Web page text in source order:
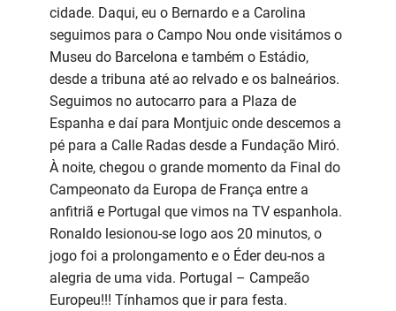
cidade. Daqui, eu o Bernardo e a Carolina
seguimos para o Campo Nou onde visitámos o
Museu do Barcelona e também o Estádio,
desde a tribuna até ao relvado e os balneários.
Seguimos no autocarro para a Plaza de
Espanha e daí para Montjuic onde descemos a
pé para a Calle Radas desde a Fundação Miró.
À noite, chegou o grande momento da Final do
Campeonato da Europa de França entre a
anfitriã e Portugal que vimos na TV espanhola.
Ronaldo lesionou-se logo aos 20 minutos, o
jogo foi a prolongamento e o Éder deu-nos a
alegria de uma vida. Portugal – Campeão
Europeu!!! Tínhamos que ir para festa.